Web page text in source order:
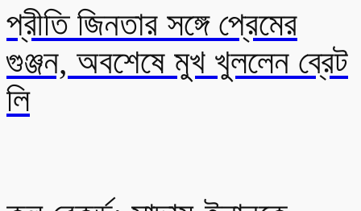
প্রীতি জিনতার সঙ্গে প্রেমের
গুঞ্জন, অবশেষে মুখ খুললেন ব্রেট
লি